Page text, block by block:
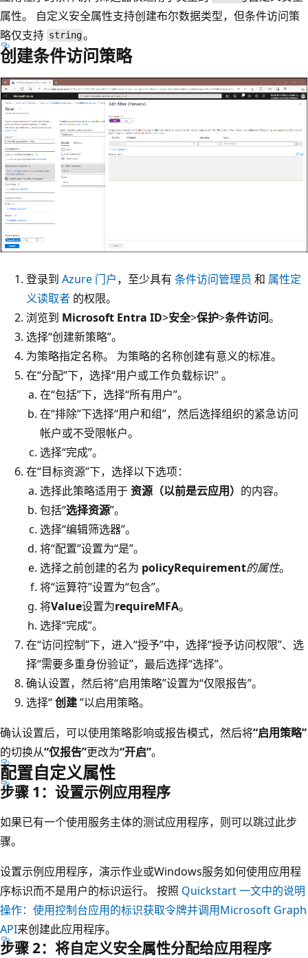
属性。 自定义安全属性支持创建布尔数据类型，但条件访问策
略仅支持 string。
创建条件访问策略
登录到 Azure 门户，至少具有 条件访问管理员 和 属性定
义读取者 的权限。
浏览到 Microsoft Entra ID>安全>保护>条件访问。
选择“创建新策略”。
为策略指定名称。 为策略的名称创建有意义的标准。
在“分配”下，选择“用户或工作负载标识” 。
在“包括”下，选择“所有用户”。
在“排除”下选择“用户和组”，然后选择组织的紧急访问
帐户或不受限帐户。
选择“完成”。
在“目标资源”下，选择以下选项：
选择此策略适用于资源（以前是云应用） 的内容。
包括“选择资源”。
选择“编辑筛选器”。
将“配置”设置为“是”。
选择之前创建的名为 policyRequirement的属性。
将“运算符”设置为“包含”。
将Value设置为requireMFA。
选择“完成”。
在“访问控制”下，进入“授予”中，选择“授予访问权限”、选
择“需要多重身份验证”，最后选择“选择”。
确认设置，然后将“启用策略”设置为“仅限报告”。
选择“创建”以启用策略。
确认设置后，可以使用策略影响或报告模式，然后将“启用策略”
的切换从“仅报告”更改为“开启”。
配置自定义属性
步骤 1：设置示例应用程序
如果已有一个使用服务主体的测试应用程序，则可以跳过此步
骤。
设置示例应用程序，演示作业或Windows服务如何使用应用程
序标识而不是用户的标识运行。 按照 Quickstart 一文中的说明
操作：使用控制台应用的标识获取令牌并调用Microsoft Graph
API来创建此应用程序。
步骤 2：将自定义安全属性分配给应用程序